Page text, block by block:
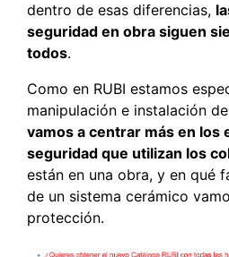
dentro de esas diferencias,
seguridad en obra siguen
todos.
Como en RUBI estamos
manipulación e instalación
vamos a centrar más en los
seguridad que utilizan los
están en una obra, y en qué
de un sistema cerámico
protección.